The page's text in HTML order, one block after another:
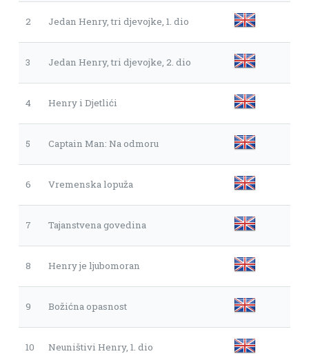
2 Jedan Henry, tri djevojke, 1. dio
3 Jedan Henry, tri djevojke, 2. dio
4 Henry i Djetlići
5 Captain Man: Na odmoru
6 Vremenska lopuža
7 Tajanstvena govedina
8 Henry je ljubomoran
9 Božićna opasnost
10 Neuništivi Henry, 1. dio